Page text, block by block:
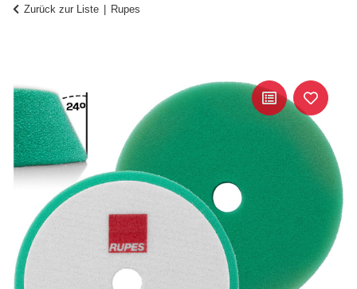
Zurück zur Liste Rupes